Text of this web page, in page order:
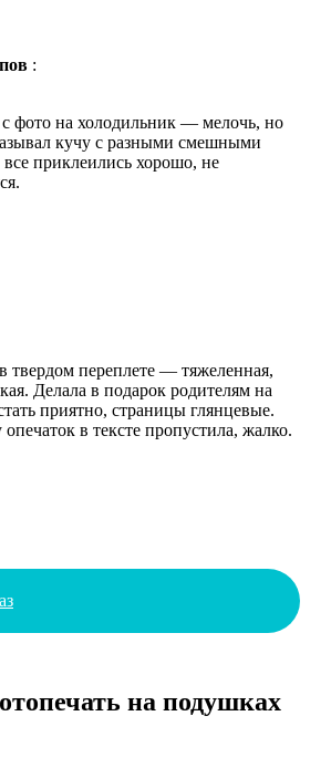
:
фото на холодильник — мелочь, но
кучу с разными смешными
приклеились хорошо, не
твердом переплете — тяжеленная,
Делала в подарок родителям на
приятно, страницы глянцевые.
опечаток в тексте пропустила, жалко.
на подушках